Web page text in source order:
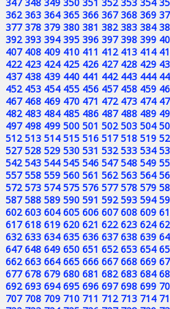
362 363 364 365 366 367 368 369
377 378 379 380 381 382 383 384
392 393 394 395 396 397 398 399
407 408 409 410 411 412 413 414
422 423 424 425 426 427 428 429
437 438 439 440 441 442 443 444
452 453 454 455 456 457 458 459
467 468 469 470 471 472 473 474
482 483 484 485 486 487 488 489
497 498 499 500 501 502 503 504
512 513 514 515 516 517 518 519
527 528 529 530 531 532 533 534
542 543 544 545 546 547 548 549
557 558 559 560 561 562 563 564
572 573 574 575 576 577 578 579
587 588 589 590 591 592 593 594
602 603 604 605 606 607 608 609
617 618 619 620 621 622 623 624
632 633 634 635 636 637 638 639
647 648 649 650 651 652 653 654
662 663 664 665 666 667 668 669
677 678 679 680 681 682 683 684
692 693 694 695 696 697 698 699
707 708 709 710 711 712 713 714